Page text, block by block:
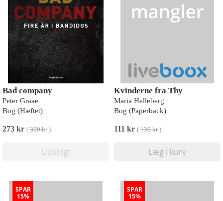
Bad company
Peter Graae
Bog (Hæftet)
273 kr ( 300 kr)
Udsolgt
Kvinderne fra Thy
Maria Helleberg
Bog (Paperback)
111 kr ( 130 kr)
Læg i kurv
SPAR
15%
SPAR
15%